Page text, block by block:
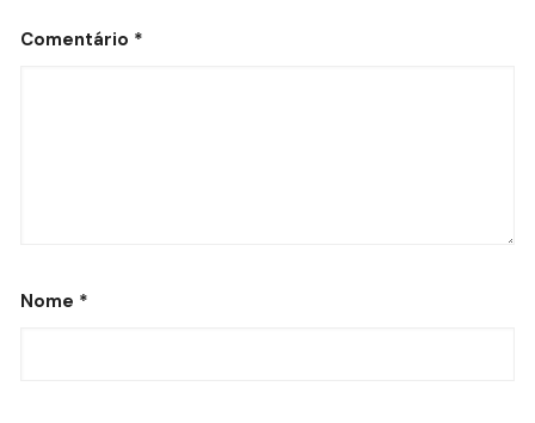
Comentário *
Nome *